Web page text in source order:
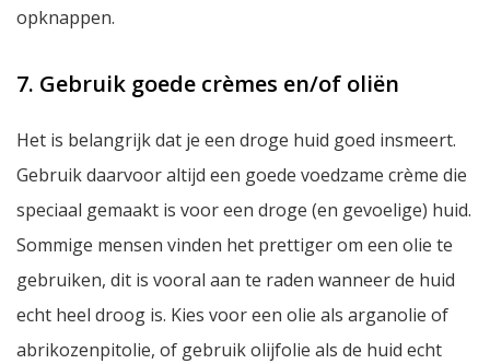
opknappen.
7. Gebruik goede crèmes en/of oliën
Het is belangrijk dat je een droge huid goed insmeert.
Gebruik daarvoor altijd een goede voedzame crème die
speciaal gemaakt is voor een droge (en gevoelige) huid.
Sommige mensen vinden het prettiger om een olie te
gebruiken, dit is vooral aan te raden wanneer de huid
echt heel droog is. Kies voor een olie als arganolie of
abrikozenpitolie, of gebruik olijfolie als de huid echt